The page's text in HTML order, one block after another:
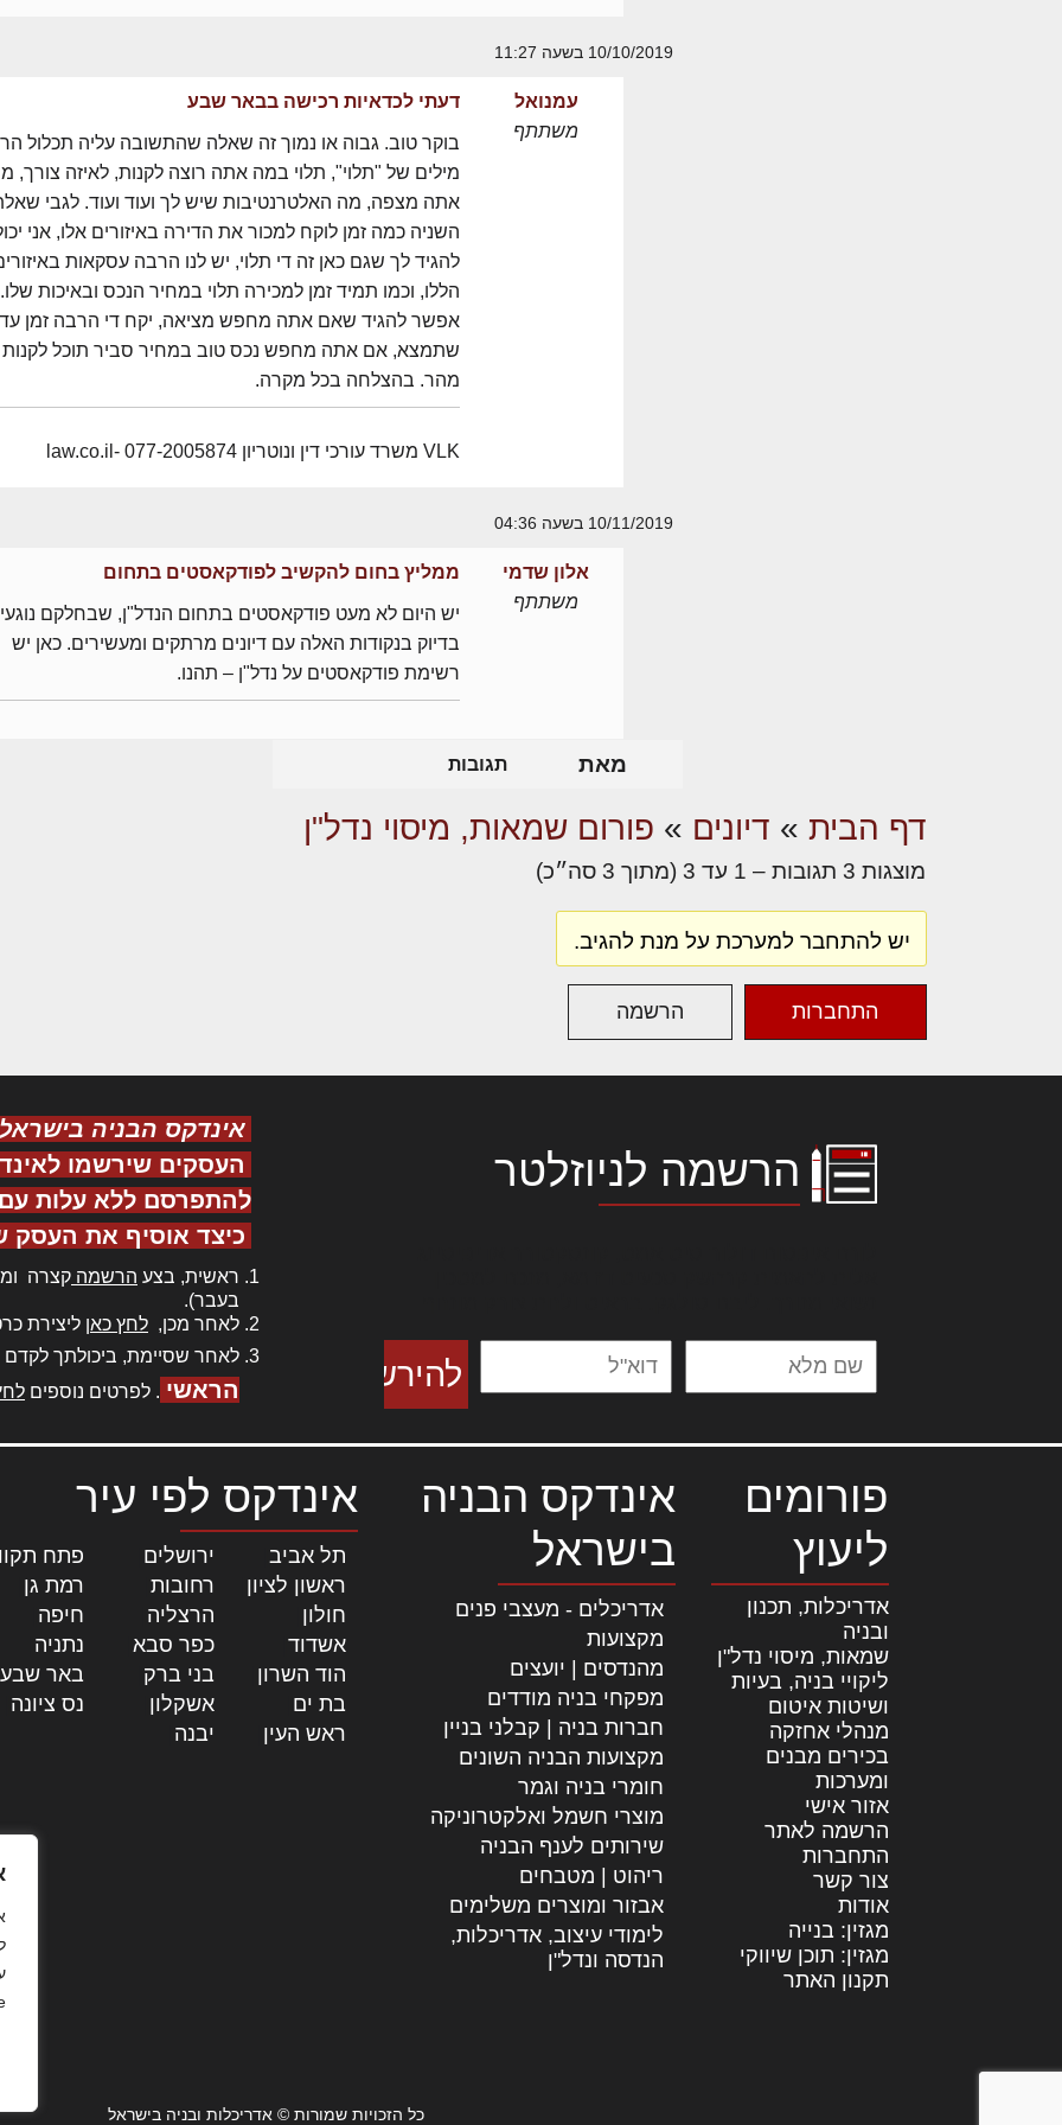
10/10/2019 בשעה 11:27
עמנואל
משתתף
דעתי לכדאיות רכישה בבאר שבע
בוקר טוב. גבוה או נמוך זה שאלה שהתשובה עליה תכלול
מילים של "תלוי", תלוי במה אתה רוצה לקנות, לאיזה צורך,
אתה מצפה, מה האלטרנטיבות שיש לך ועוד ועוד. לגבי
השניה כמה זמן לוקח למכור את הדירה באיזורים אלו, אני
להגיד לך שגם כאן זה די תלוי, יש לנו הרבה עסקאות
הללו, וכמו תמיד זמן למכירה תלוי במחיר הנכס ובאיכות שלו.
אפשר להגיד שאם אתה מחפש מציאה, יקח די הרבה זמן עד
שתמצא, אם אתה מחפש נכס טוב במחיר סביר תוכל לקנות
מהר. בהצלחה בכל מקרה.
VLK משרד עורכי דין ונוטריון 077-2005874 -law.co.il
10/11/2019 בשעה 04:36
אלון שדמי
משתתף
ממליץ בחום להקשיב לפודקאסטים בתחום
יש היום לא מעט פודקאסטים בתחום הנדל"ן, שבחלקם
בדיוק בנקודות האלה עם דיונים מרתקים ומעשירים. כאן יש
רשימת פודקאסטים על נדל"ן – תהנו.
מאת תגובות
דף הבית » דיונים » פורום שמאות, מיסוי נדל"ן
מוצגות 3 תגובות – 1 עד 3 (מתוך 3 סה״כ)
יש להתחבר למערכת על מנת להגיב.
התחברות הרשמה
הרשמה לניוזלטר
אינדקס הבניה
העסקים שירשמו
להתפרסם ללא עלות עם
כיצד אוסיף את העסק
ראשית, בצע הרשמה קצרה
בעבר).
לאחר מכן, לחץ כאן ליצירת
לאחר שסיימת, ביכולתך
הראשי . לפרטים נוספים
פורומים
ליעוץ
אדריכלות, תכנון
ובניה
שמאות, מיסוי נדל"ן
ליקויי בניה, בעיות
ושיטות איטום
מנהלי אחזקה
בכירים מבנים
ומערכות
אזור אישי
הרשמה לאתר
התחברות
צור קשר
אודות
מגזין: בנייה
מגזין: תוכן שיווקי
תקנון האתר
אינדקס הבניה
בישראל
אדריכלים - מעצבי פנים
מקצועות
מהנדסים | יועצים
מפקחי בניה מודדים
חברות בניה | קבלני בניין
מקצועות הבניה השונים
חומרי בניה וגמר
מוצרי חשמל ואלקטרוניקה
שירותים לענף הבניה
ריהוט | מטבחים
אבזור ומוצרים משלימים
לימודי עיצוב, אדריכלות,
הנדסה ונדל"ן
אינדקס לפי עיר
תל אביב ירושלים
פתח
ראשון לציון
רחובות| רמת גן
חולון
הרצליה חיפה
אשדוד
כפר סבא| נתניה
הוד השרון
בני ברק
באר שבע
בת ים
אשקלון נס ציונה
ראש העין
יבנה
כל הזכויות שמורות © אדריכלות ובניה בישראל